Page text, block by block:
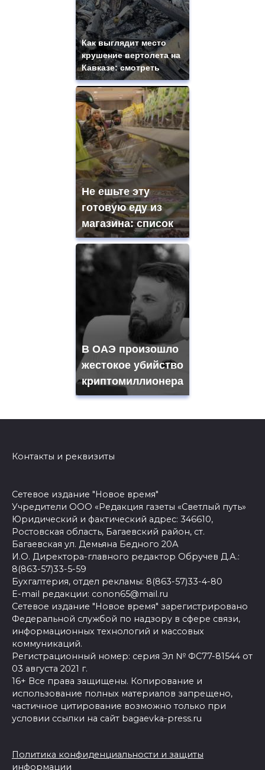
Как выглядит место
крушение вертолета на
Кавказе: смотреть
Не ешьте эту
готовую еду из
магазина: список
В ОАЭ произошло
жестокое убийство
криптомиллионера
Контакты и реквизиты
Сетевое издание "Новое время"
Учредители ООО «Редакция газеты «Светлый путь»
Юридический и фактический адрес: 346610,
Ростовская область, Багаевский район, ст.
Багаевская ул. Демьяна Бедного 20А
И.О. Директора-главного редактор Обручев Д.А.:
8(863-57)33-5-59
Бухгалтерия, отдел рекламы: 8(863-57)33-4-80
E-mail редакции: conon65@mail.ru
Сетевое издание "Новое время" зарегистрировано
Федеральной службой по надзору в сфере связи,
информационных технологий и массовых
коммуникаций.
Регистрационный номер: серия Эл № ФС77-81544 от
03 августа 2021 г.
16+ Все права защищены. Копирование и
использование полных материалов запрещено,
частичное цитирование возможно только при
условии ссылки на сайт bagaevka-press.ru
Политика конфиденциальности и защиты
информации